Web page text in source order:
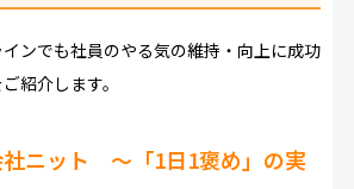
ンでも社員のやる気の維持・向上に成功
紹介します。
ニット ～「1日1褒め」の実